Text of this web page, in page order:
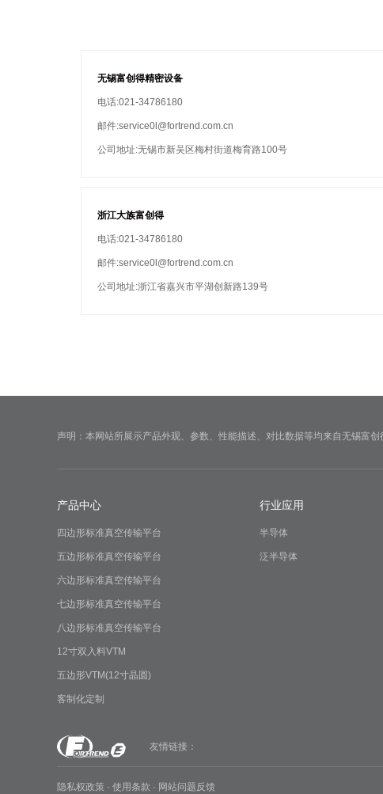
无锡富创得精密设备
电话:021-34786180
邮件:service0l@fortrend.com.cn
公司地址:无锡市新吴区梅村街道梅育路100号
浙江大族富创得
电话:021-34786180
邮件:service0l@fortrend.com.cn
公司地址:浙江省嘉兴市平湖创新路139号
声明：本网站所展示产品外观、参数、性能描述、对比数据等均来自无锡富
产品中心
四边形标准真空传输平台
五边形标准真空传输平台
六边形标准真空传输平台
七边形标准真空传输平台
八边形标准真空传输平台
12寸双入料VTM
五边形VTM(12寸晶圆)
客制化定制
行业应用
半导体
泛半导体
友情链接：
隐私权政策 · 使用条款 · 网站问题反馈